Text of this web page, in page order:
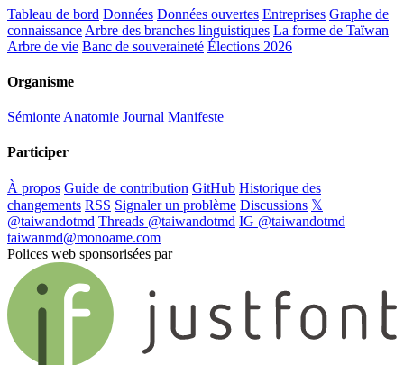
Tableau de bord Données Données ouvertes Entreprises Graphe de
connaissance Arbre des branches linguistiques La forme de Taïwan
Arbre de vie Banc de souveraineté Élections 2026
Organisme
Sémionte Anatomie Journal Manifeste
Participer
À propos Guide de contribution GitHub Historique des
changements RSS Signaler un problème Discussions 𝕏
@taiwandotmd Threads @taiwandotmd IG @taiwandotmd
taiwanmd@monoame.com
Polices web sponsorisées par